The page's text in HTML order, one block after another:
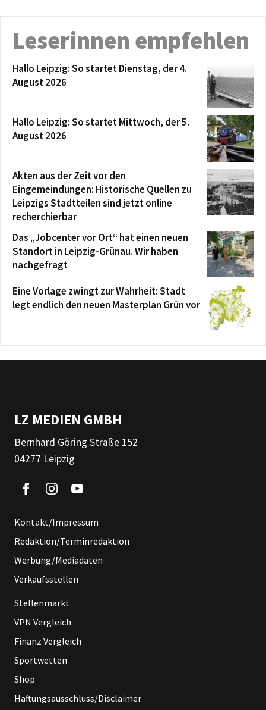
Leserinnen empfehlen
Hallo Leipzig: So startet Dienstag, der 4.
August 2026
Hallo Leipzig: So startet Mittwoch, der 5.
August 2026
Akten aus der Zeit vor den
Eingemeindungen: Historische Quellen zu
Leipzigs Stadtteilen sind jetzt online
recherchierbar
Das „Jobcenter vor Ort“ hat einen neuen
Standort in Leipzig-Grünau. Wir haben
nachgefragt
Eine Vorlage zwingt zur Wahrheit: Stadt
legt endlich den neuen Masterplan Grün vor
LZ MEDIEN GMBH
Bernhard Göring Straße 152
04277 Leipzig
Kontakt/Impressum
Redaktion/Terminredaktion
Werbung/Mediadaten
Verkaufsstellen
Stellenmarkt
VPN Vergleich
Finanz Vergleich
Sportwetten
Shop
Haftungsausschluss/Disclaimer